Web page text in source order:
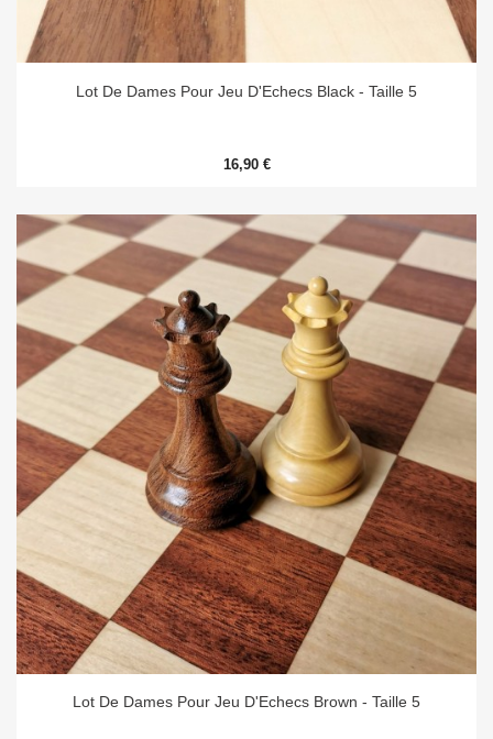
Lot De Dames Pour Jeu D'Echecs Black - Taille 5
16,90 €
Lot De Dames Pour Jeu D'Echecs Brown - Taille 5